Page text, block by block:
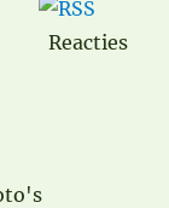
Reacties